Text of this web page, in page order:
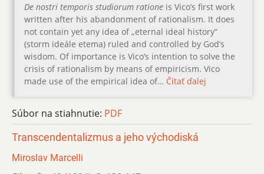
De nostri temporis studiorum ratione is Vico’s first work
written after his abandonment of rationalism. It does
not contain yet any idea of „eternal ideal history“
(storm ideále etema) ruled and controlled by God’s
wisdom. Of importance is Vico’s intention to solve the
crisis of rationalism by means of empiricism. Vico
made use of the empirical idea of… Čítať ďalej
Súbor na stiahnutie: PDF
Transcendentalizmus a jeho východiská
Miroslav Marcelli